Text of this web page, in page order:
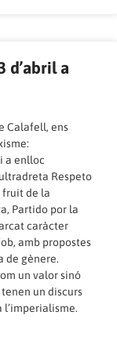
d’abril a
Calafell, ens
a enlloc
Respeto
fruit de la
Partido por la
caràcter
amb propostes
de gènere.
un valor sinó
un discurs
l’imperialisme.